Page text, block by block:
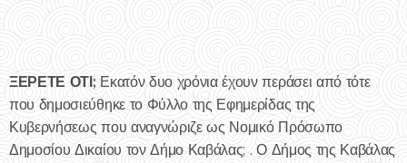
ΞΕΡΕΤΕ ΟΤΙ; Εκατόν δυο χρόνια έχουν περάσει από τότε
που δημοσιεύθηκε το Φύλλο της Εφημερίδας της
Κυβερνήσεως που αναγνώριζε ως Νομικό Πρόσωπο
Δημοσίου Δικαίου τον Δήμο Καβάλας; . Ο Δήμος της Καβάλας